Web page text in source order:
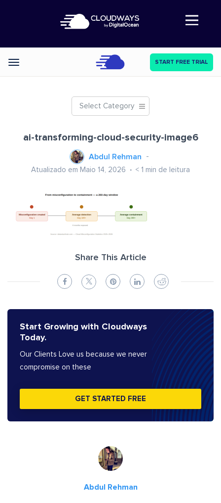
Abre a navegação
Categories START FREE TRIAL
Select Category
ai-transforming-cloud-security-image6
Abdul Rehman
Atualizado em Maio 14, 2026 < 1 min de leitura
Share This Article
Start Growing with Cloudways
Today.
Our Clients Love us because we never
compromise on these
GET STARTED FREE
Abdul Rehman